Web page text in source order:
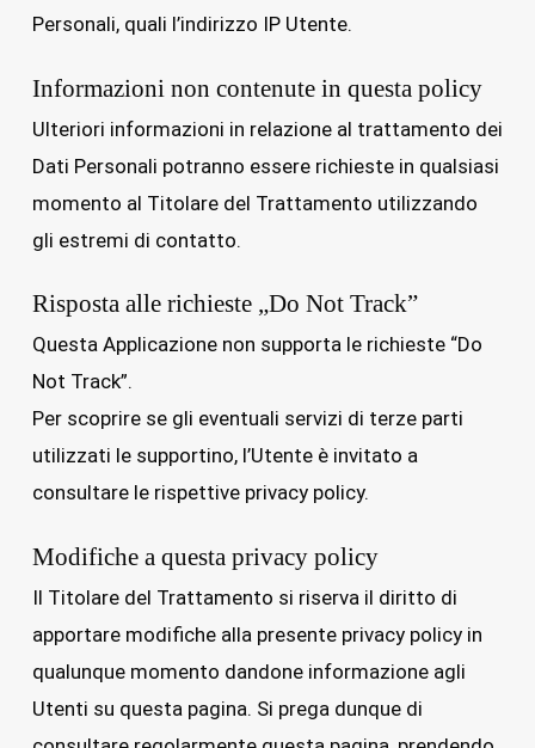
Personali, quali l’indirizzo IP Utente.
Informazioni non contenute in questa policy
Ulteriori informazioni in relazione al trattamento dei
Dati Personali potranno essere richieste in qualsiasi
momento al Titolare del Trattamento utilizzando
gli estremi di contatto.
Risposta alle richieste „Do Not Track”
Questa Applicazione non supporta le richieste “Do
Not Track”.
Per scoprire se gli eventuali servizi di terze parti
utilizzati le supportino, l’Utente è invitato a
consultare le rispettive privacy policy.
Modifiche a questa privacy policy
Il Titolare del Trattamento si riserva il diritto di
apportare modifiche alla presente privacy policy in
qualunque momento dandone informazione agli
Utenti su questa pagina. Si prega dunque di